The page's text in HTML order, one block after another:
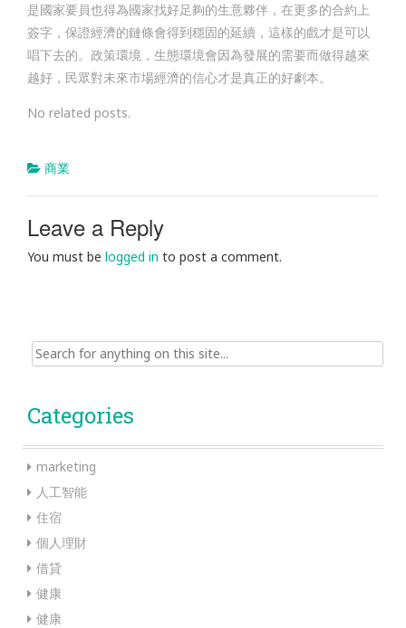
是國家要員也得為國家找好足夠的生意夥伴，在更多的合約上
簽字，保證經濟的鏈條會得到穩固的延續，這樣的戲才是可以
唱下去的。政策環境，生態環境會因為發展的需要而做得越來
越好，民眾對未來市場經濟的信心才是真正的好劇本。
No related posts.
商業
Leave a Reply
You must be logged in to post a comment.
Search
for:
Categories
marketing
人工智能
住宿
個人理財
借貸
健康
健康